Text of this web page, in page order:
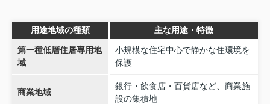
用途地域の種類 主な用途・特徴
第一種低層住居専用地
域
小規模な住宅中心で静かな住環境を
保護
商業地域
銀行・飲食店・百貨店など、商業施
設の集積地